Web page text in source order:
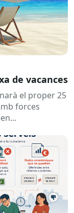
de vacances
el proper 25
forces